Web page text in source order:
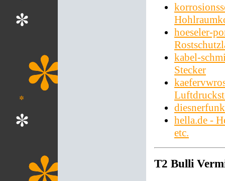
hoeseler-
kabel-
Stecker
hella.de -
etc.
T2 Bulli